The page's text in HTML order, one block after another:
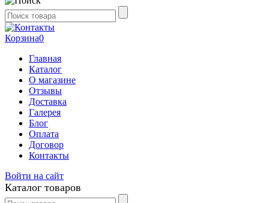
Корзина0
Главная
Каталог
О магазине
Отзывы
Доставка
Галерея
Блог
Оплата
Договор
Контакты
Войти на сайт
Каталог товаров